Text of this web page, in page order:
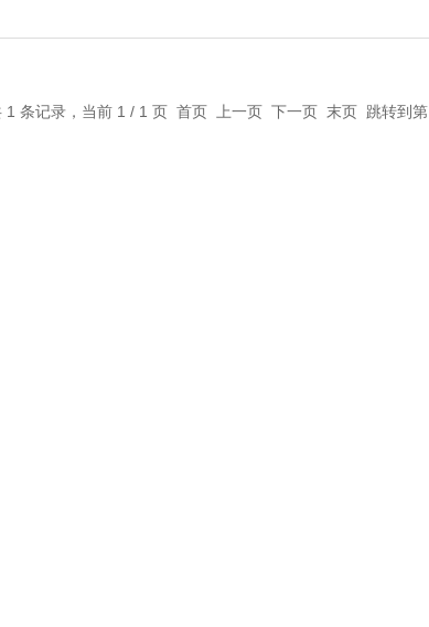
1 条记录，当前 1 / 1 页 首页 上一页 下一页 末页 跳转到第